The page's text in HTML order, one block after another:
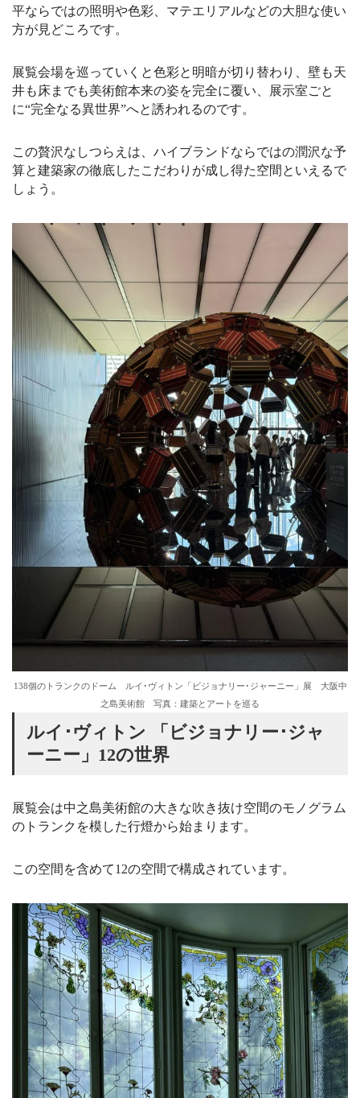
平ならではの照明や色彩、マテエリアルなどの大胆な使い
方が見どころです。
展覧会場を巡っていくと色彩と明暗が切り替わり、壁も天
井も床までも美術館本来の姿を完全に覆い、展示室ごと
に“完全なる異世界”へと誘われるのです。
この贅沢なしつらえは、ハイブランドならではの潤沢な予
算と建築家の徹底したこだわりが成し得た空間といえるで
しょう。
138個のトランクのドーム ルイ･ヴィトン「ビジョナリー･ジャーニー」展 大阪中
之島美術館 写真：建築とアートを巡る
ルイ･ヴィトン 「ビジョナリー･ジャ
ーニー」12の世界
展覧会は中之島美術館の大きな吹き抜け空間のモノグラム
のトランクを模した行燈から始まります。
この空間を含めて12の空間で構成されています。